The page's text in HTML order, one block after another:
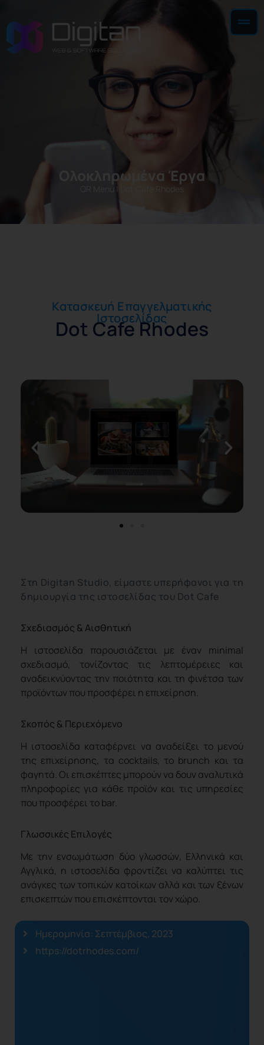
Ολοκληρωμένα Έργα
| Dot Cafe Rhodes
Κατασκευή Επαγγελματικής
Ιστοσελίδας
Dot Cafe Rhodes
Στη Digitan Studio, είμαστε υπερήφανοι για τη
δημιουργία της ιστοσελίδας του Dot Cafe
Σχεδιασμός & Αισθητική
Η ιστοσελίδα παρουσιάζεται με έναν minimal
σχεδιασμό, τονίζοντας τις λεπτομέρειες και
αναδεικνύοντας την ποιότητα και τη φινέτσα των
προϊόντων που προσφέρει η επιχείρηση.
Σκοπός & Περιεχόμενο
Η ιστοσελίδα καταφέρνει να αναδείξει το μενού
της επιχείρησης, τα cocktails, το brunch και τα
φαγητά. Οι επισκέπτες μπορούν να δουν αναλυτικά
πληροφορίες για κάθε προϊόν και τις υπηρεσίες
που προσφέρει το bar.
Γλωσσικές Επιλογές
Με την ενσωμάτωση δύο γλωσσών, Ελληνικά και
Αγγλικά, η ιστοσελίδα φροντίζει να καλύπτει τις
ανάγκες των τοπικών κατοίκων αλλά και των ξένων
επισκεπτών που επισκέπτονται τον χώρο.
Ημερομηνία: Σεπτέμβιος, 2023
https://dotrhodes.com/